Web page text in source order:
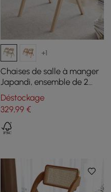
+1
Chaises de salle à manger
Japandi, ensemble de 2
chaises de salle à manger
pliantes en bois massif et
rotin
Déstockage
329,99€